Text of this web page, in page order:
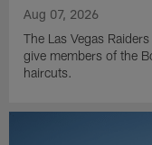
Aug 07, 2026
The Las Vegas
give members of the
haircuts.